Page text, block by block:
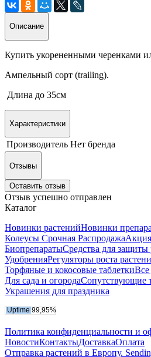
Описание
Купить укорененными черенками
Ампельный сорт (trailing).
Длина до 35см
Характеристики
Производитель Нет бренда
Отзывы
Оставить отзыв
Отзыв успешно отправлен
Каталог
Новинки растенийНовинки
Колеусы Срочная Распродажа
БиопрепаратыСредства для защиты
УдобренияРегуляторы роста
Торфяные и кокосовые таблеткиВсе
Для сада и огородаСопутствующие
Украшения для праздника
Политика конфиденциальности и
НовостиКонтактыДоставкаОплата
Отправка растений в Европу.